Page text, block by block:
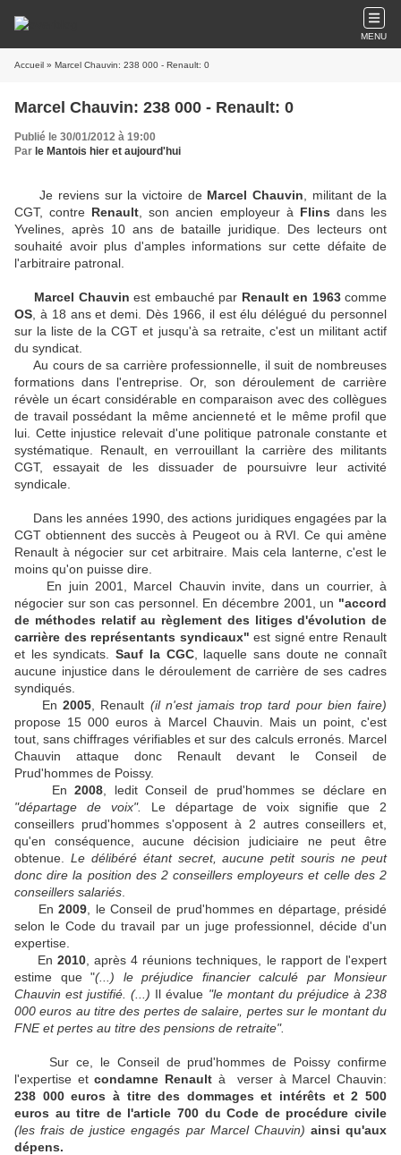
MENU
Accueil » Marcel Chauvin: 238 000 - Renault: 0
Marcel Chauvin: 238 000 - Renault: 0
Publié le 30/01/2012 à 19:00
Par le Mantois hier et aujourd'hui
Je reviens sur la victoire de Marcel Chauvin , militant de la
CGT, contre Renault , son ancien employeur à Flins dans les
Yvelines, après 10 ans de bataille juridique. Des lecteurs ont
souhaité avoir plus d'amples informations sur cette défaite de
l'arbitraire patronal.
Marcel Chauvin est embauché par Renault en 1963comme
OS , à 18 ans et demi. Dès 1966, il est élu délégué du personnel
sur la liste de la CGT et jusqu'à sa retraite, c'est un militant actif
du syndicat.
Au cours de sa carrière professionnelle, il suit de nombreuses
formations dans l'entreprise. Or, son déroulement de carrière
révèle un écart considérable en comparaison avec des collègues
de travail possédant la même ancienneté et le même profil que
lui. Cette injustice relevait d'une politique patronale constante et
systématique. Renault, en verrouillant la carrière des militants
CGT, essayait de les dissuader de poursuivre leur activité
syndicale.
Dans les années 1990, des actions juridiques engagées par la
CGT obtiennent des succès à Peugeot ou à RVI. Ce qui amène
Renault à négocier sur cet arbitraire. Mais cela lanterne, c'est le
moins qu'on puisse dire.
En juin 2001, Marcel Chauvin invite, dans un courrier, à
négocier sur son cas personnel. En décembre 2001, un "accord
de méthodes relatif au règlement des litiges d'évolution de
carrière des représentants syndicaux" est signé entre Renault
et les syndicats.Sauf la CGC, laquelle sans doute ne connaît
aucune injustice dans le déroulement de carrière de ses cadres
syndiqués.
En2005 , Renault (il n'est jamais trop tard pour bien faire)
propose 15 000 euros à Marcel Chauvin. Mais un point, c'est
tout, sans chiffrages vérifiables et sur des calculs erronés. Marcel
Chauvin attaque donc Renault devant le Conseil de
Prud'hommes de Poissy.
En2008 , ledit Conseil de prud'hommes se déclare en
"départage de voix".
Le départage de voix signifie que 2
conseillers prud'hommes s'opposent à 2 autres conseillers et,
qu'en conséquence, aucune décision judiciaire ne peut être
obtenue. Le délibéré étant secret, aucune petit souris ne peut
donc dire la position des 2 conseillers employeurs et celle des 2
conseillers salariés
En2009 , le Conseil de prud'hommes en départage, présidé
selon le Code du travail par un juge professionnel, décide d'un
expertise.
En 2010, après 4 réunions techniques, le rapport de l'expert
estime que "(...) le préjudice financier calculé par Monsieur
Chauvin est justifié. (...) Il évalue "le montant du préjudice à 238
000 euros au titre des pertes de salaire, pertes sur le montant du
FNE et pertes au titre des pensions de retraite".
Sur ce, le Conseil de prud'hommes de Poissy confirme
l'expertise etcondamne Renault à verser à Marcel Chauvin:
238 000 euros à titre des dommages et intérêts et 2 500
euros au titre de l'article 700 du Code de procédure civile
(les frais de justice engagés par Marcel Chauvin) ainsi qu'aux
dépens.